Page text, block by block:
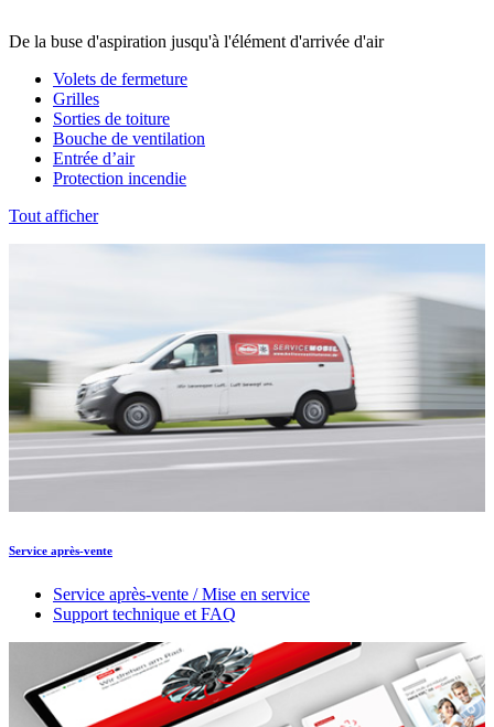
De la buse d'aspiration jusqu'à l'élément d'arrivée d'air
Volets de fermeture
Grilles
Sorties de toiture
Bouche de ventilation
Entrée d’air
Protection incendie
Tout afficher
Service après-vente
Service après-vente / Mise en service
Support technique et FAQ